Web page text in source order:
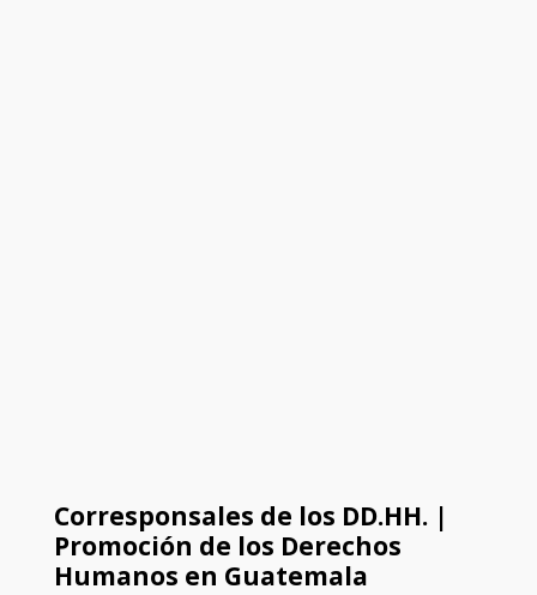
Corresponsales de los DD.HH. |
Promoción de los Derechos
Humanos en Guatemala